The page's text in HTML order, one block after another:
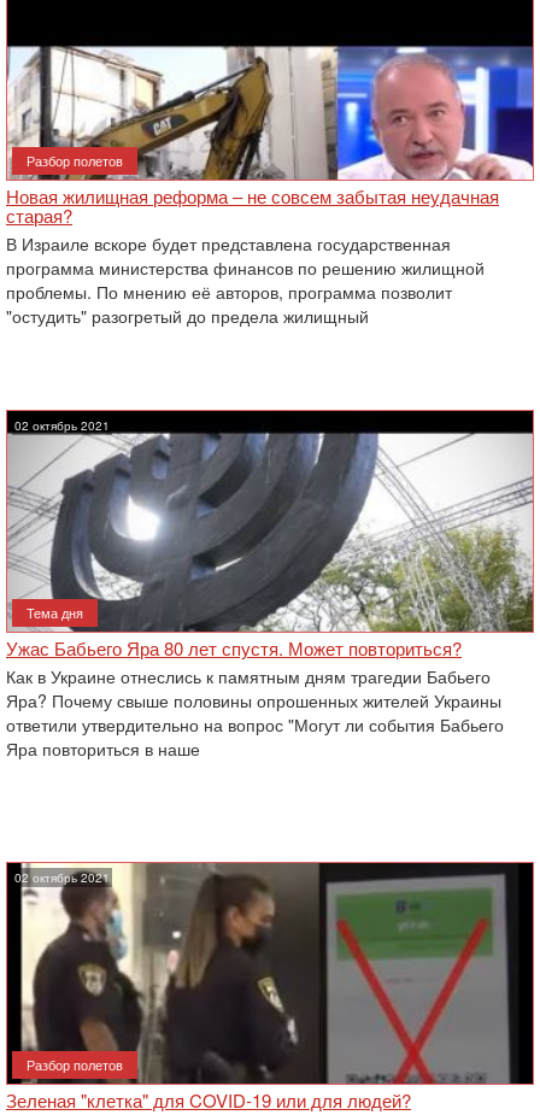
Разбор полетов
Новая жилищная реформа – не совсем забытая неудачная
старая?
В Израиле вскоре будет представлена государственная
программа министерства финансов по решению жилищной
проблемы. По мнению её авторов, программа позволит
"остудить" разогретый до предела жилищный
02 октябрь 2021
Тема дня
Ужас Бабьего Яра 80 лет спустя. Может повториться?
Как в Украине отнеслись к памятным дням трагедии Бабьего
Яра? Почему свыше половины опрошенных жителей Украины
ответили утвердительно на вопрос "Могут ли события Бабьего
Яра повториться в наше
02 октябрь 2021
Разбор полетов
Зеленая "клетка" для COVID-19 или для людей?